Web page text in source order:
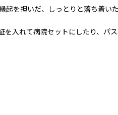
を担いだ、しっとりと落ち着いた
入れて病院セットにしたり、